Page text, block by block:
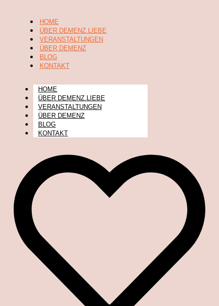
HOME
ÜBER DEMENZ.LIEBE
VERANSTALTUNGEN
ÜBER DEMENZ
BLOG
KONTAKT
HOME
ÜBER DEMENZ.LIEBE
VERANSTALTUNGEN
ÜBER DEMENZ
BLOG
KONTAKT